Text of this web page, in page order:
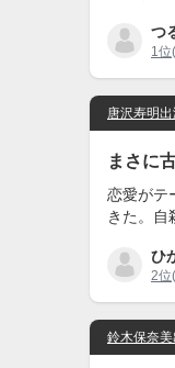
つ
1位
唐沢寿明
まさに
恋愛がテ
きた。自
ひ
2位
鈴木保奈